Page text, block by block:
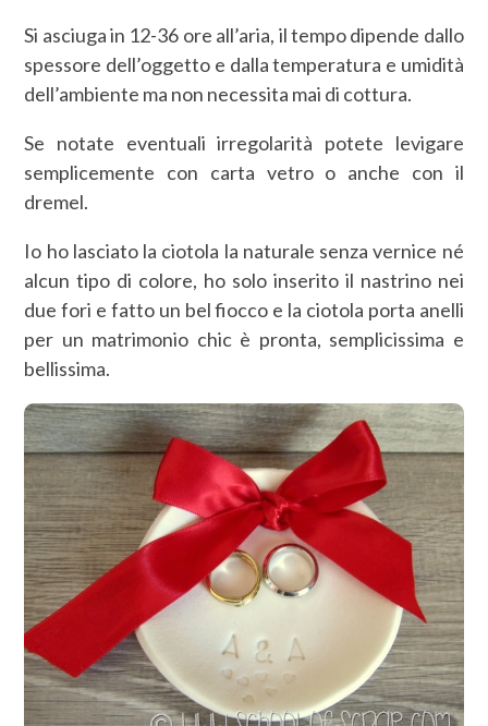
Si asciuga in 12-36 ore all’aria, il tempo dipende dallo
spessore dell’oggetto e dalla temperatura e umidità
dell’ambiente ma non necessita mai di cottura.
Se notate eventuali irregolarità potete levigare
semplicemente con carta vetro o anche con il
dremel.
Io ho lasciato la ciotola la naturale senza vernice né
alcun tipo di colore, ho solo inserito il nastrino nei
due fori e fatto un bel fiocco e la ciotola porta anelli
per un matrimonio chic è pronta, semplicissima e
bellissima.